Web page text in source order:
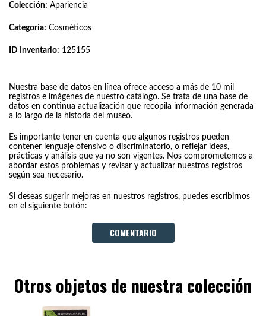
Colección: Apariencia
Categoría: Cosméticos
ID Inventario: 125155
Nuestra base de datos en línea ofrece acceso a más de 10 mil
registros e imágenes de nuestro catálogo. Se trata de una base de
datos en continua actualización que recopila información generada
a lo largo de la historia del museo.
Es importante tener en cuenta que algunos registros pueden
contener lenguaje ofensivo o discriminatorio, o reflejar ideas,
prácticas y análisis que ya no son vigentes. Nos comprometemos a
abordar estos problemas y revisar y actualizar nuestros registros
según sea necesario.
Si deseas sugerir mejoras en nuestros registros, puedes escribirnos
en el siguiente botón:
COMENTARIO
Otros objetos de nuestra colección